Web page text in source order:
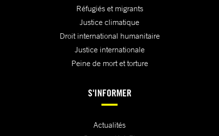
Réfugiés et migrants
Justice climatique
Droit international humanitaire
Justice internationale
Peine de mort et torture
S'INFORMER
Actualités